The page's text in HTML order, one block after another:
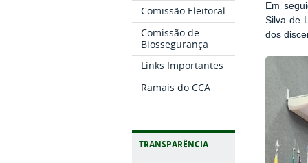
Comissão Eleitoral
Comissão de
Biossegurança
Links Importantes
Ramais do CCA
TRANSPARÊNCIA
Em
Silva de
dos